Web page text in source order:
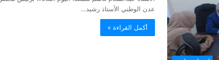
عدن الوطني الأستاذ رشيد…
أكمل القراءة »